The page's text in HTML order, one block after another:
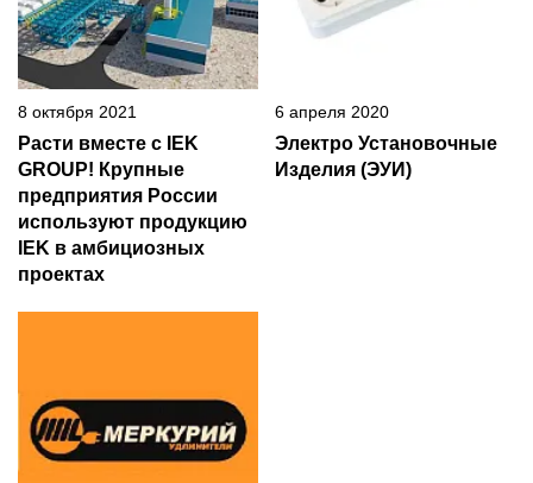
8 октября 2021
Расти вместе с IEK
GROUP! Крупные
предприятия России
используют продукцию
IEK в амбициозных
проектах
6 апреля 2020
Электро Установочные
Изделия (ЭУИ)